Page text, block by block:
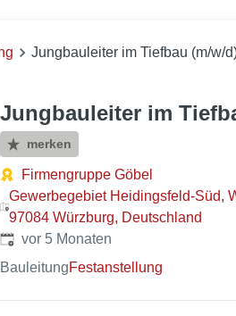
Jungbauleiter im Tiefbau (m/w/
Jungbauleiter im
merken
Firmengruppe Göbel
Gewerbegebiet Heidingsfeld-Süd,
97084 Würzburg, Deutschland
Veröffentlicht:
vor 5 Monaten
BauleitungFestanstellung